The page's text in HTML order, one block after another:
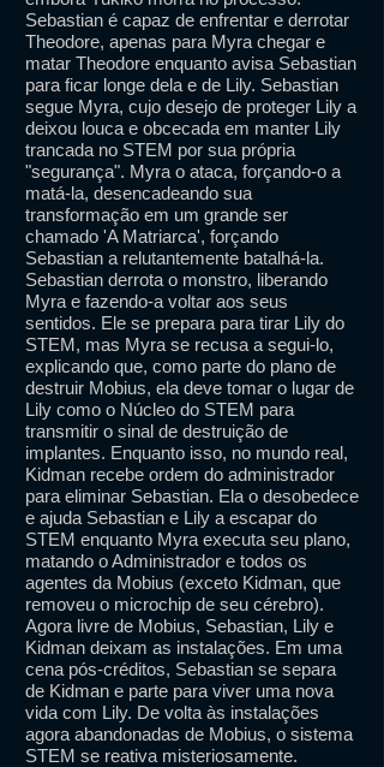
Sebastian é capaz de enfrentar e derrotar
Theodore, apenas para Myra chegar e
matar Theodore enquanto avisa Sebastian
para ficar longe dela e de Lily. Sebastian
segue Myra, cujo desejo de proteger Lily a
deixou louca e obcecada em manter Lily
trancada no STEM por sua própria
"segurança". Myra o ataca, forçando-o a
matá-la, desencadeando sua
transformação em um grande ser
chamado 'A Matriarca', forçando
Sebastian a relutantemente batalhá-la.
Sebastian derrota o monstro, liberando
Myra e fazendo-a voltar aos seus
sentidos. Ele se prepara para tirar Lily do
STEM, mas Myra se recusa a segui-lo,
explicando que, como parte do plano de
destruir Mobius, ela deve tomar o lugar de
Lily como o Núcleo do STEM para
transmitir o sinal de destruição de
implantes. Enquanto isso, no mundo real,
Kidman recebe ordem do administrador
para eliminar Sebastian. Ela o desobedece
e ajuda Sebastian e Lily a escapar do
STEM enquanto Myra executa seu plano,
matando o Administrador e todos os
agentes da Mobius (exceto Kidman, que
removeu o microchip de seu cérebro).
Agora livre de Mobius, Sebastian, Lily e
Kidman deixam as instalações. Em uma
cena pós-créditos, Sebastian se separa
de Kidman e parte para viver uma nova
vida com Lily. De volta às instalações
agora abandonadas de Mobius, o sistema
STEM se reativa misteriosamente.